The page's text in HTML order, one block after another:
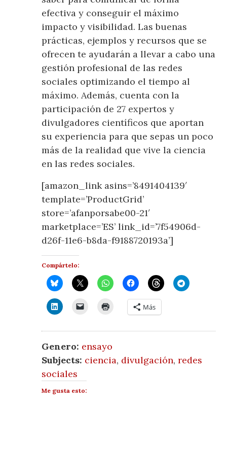
efectiva y conseguir el máximo
impacto y visibilidad. Las buenas
prácticas, ejemplos y recursos que se
ofrecen te ayudarán a llevar a cabo una
gestión profesional de las redes
sociales optimizando el tiempo al
máximo. Además, cuenta con la
participación de 27 expertos y
divulgadores científicos que aportan
su experiencia para que sepas un poco
más de la realidad que vive la ciencia
en las redes sociales.
[amazon_link asins=’8491404139′
template=’ProductGrid’
store=’afanporsabe00-21′
marketplace=’ES’ link_id=’7f54906d-
d26f-11e6-b8da-f9188720193a’]
Compártelo:
Más
Genero: ensayo
Subjects: ciencia, divulgación,redes
sociales
Me gusta esto: